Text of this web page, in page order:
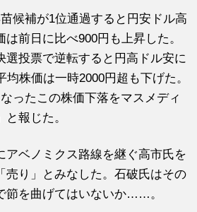
候補が1位通過すると円安ドル高
前日に比べ900円も上昇した。
選投票で逆転すると円高ドル安に
株価は一時2000円超も下げた。
ったこの株価下落をマスメディ
報じた。
ベノミクス路線を継ぐ高市氏を
売り」とみなした。石破氏はその
節を曲げてはいないか……。